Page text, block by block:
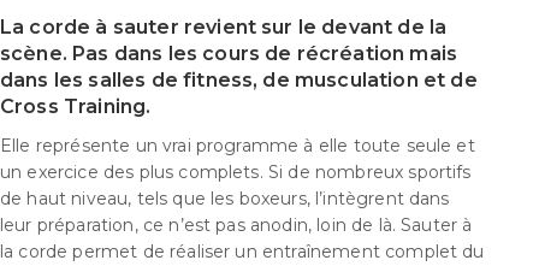
La corde à sauter revient sur le devant de la
scène. Pas dans les cours de récréation mais
dans les salles de fitness, de musculation et de
Cross Training.
Elle représente un vrai programme à elle toute seule et
un exercice des plus complets. Si de nombreux sportifs
de haut niveau, tels que les boxeurs, l’intègrent dans
leur préparation, ce n’est pas anodin, loin de là. Sauter à
la corde permet de réaliser un entraînement complet du